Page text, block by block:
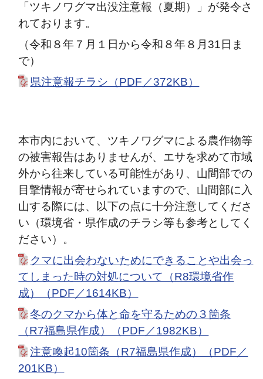
「ツキノワグマ出没注意報（夏期）」が発令さ
れております。
（令和８年７月１日から令和８年８月31日ま
で）
県注意報チラシ（PDF／372KB）
本市内において、ツキノワグマによる農作物等
の被害報告はありませんが、エサを求めて市域
外から往来している可能性があり、山間部での
目撃情報が寄せられていますので、山間部に入
山する際には、以下の点に十分注意してくださ
い（環境省・県作成のチラシ等も参考としてく
ださい）。
クマに出会わないためにできることや出会っ
てしまった時の対処について（R8環境省作
成）（PDF／1614KB）
冬のクマから体と命を守るための３箇条
（R7福島県作成）（PDF／1982KB）
注意喚起10箇条（R7福島県作成）（PDF／
201KB）